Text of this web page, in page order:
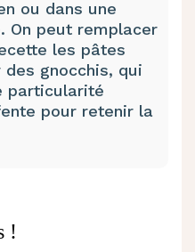
ou dans une
On peut remplacer
les pâtes
gnocchis, qui
particularité
pour retenir la
!